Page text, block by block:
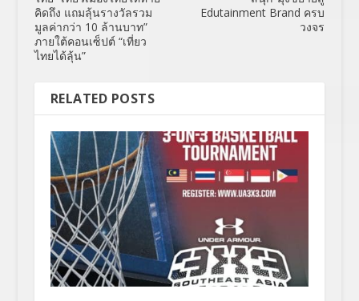
คิดถึง แถมลุ้นรางวัลรวม
มูลค่ากว่า 10 ล้านบาท”
ภายใต้คอนเซ็ปต์ “เที่ยว
ไทยได้ลุ้น”
Edutainment Brand ครบ
วงจร
RELATED POSTS